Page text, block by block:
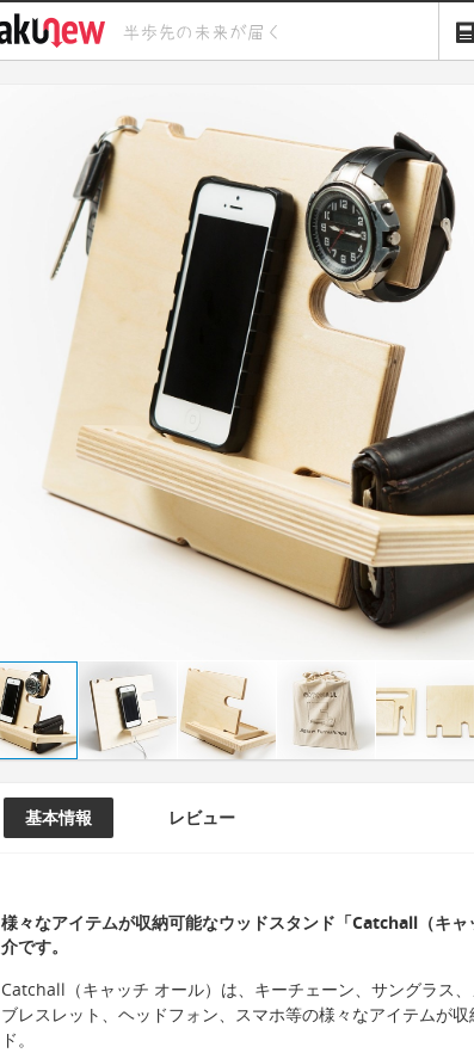
基本情報 レビュー
様々なアイテムが収納可能なウッドスタンド「Catchall（キ
介です。
Catchall（キャッチ オール）は、キーチェーン、サングラス、
ブレスレット、ヘッドフォン、スマホ等の様々なアイテムが
ド。